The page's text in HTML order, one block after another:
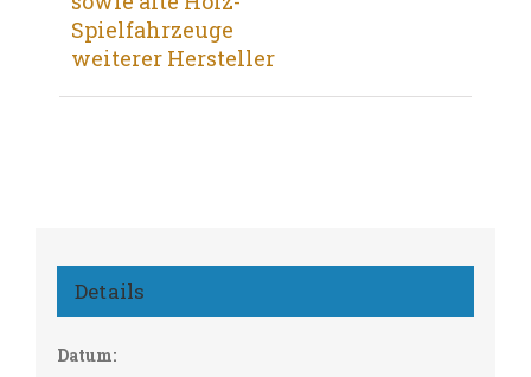
Spielfahrzeuge
weiterer Hersteller
Details
Datum: